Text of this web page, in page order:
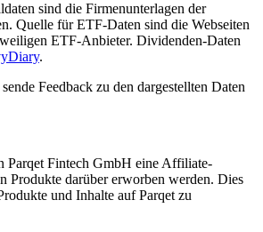
sind die Firmenunterlagen der
Quelle für ETF-Daten sind die Webseiten
ETF-Anbieter. Dividenden-Daten
.
Feedback zu den dargestellten Daten
Parqet Fintech GmbH eine Affiliate-
Produkte darüber erworben werden. Dies
und Inhalte auf Parqet zu